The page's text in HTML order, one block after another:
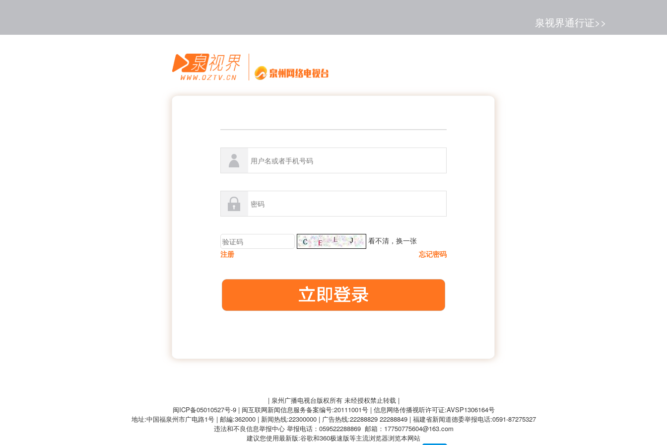
泉视界通行证>>
看不清，换一张
注册
忘记密码
| 泉州广播电视台版权所有 未经授权禁止转载 |
闽ICP备05010527号-9| 闽互联网新闻信息服务备案编号:20111001号 | 信息网络传播视听许可证:AVSP1306164号
地址:中国福泉州市广电路1号 | 邮編:362000 | 新闻热线:22300000 | 广告热线:22288829 22288849 | 福建省新闻道德委举报电话:0591-87275327
违法和不良信息举报中心举报电话：059522288869 邮箱：17750775604@163.com
建议您使用最新版:谷歌和360极速版等主流浏览器浏览本网站